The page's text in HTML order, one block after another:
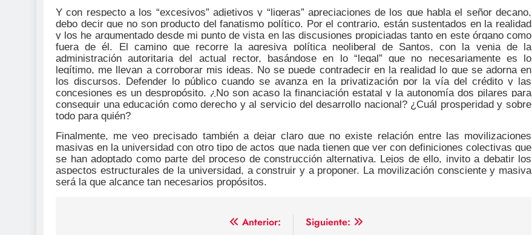
Y con respecto a los “excesivos” adjetivos y “ligeras” apreciaciones de los que habla el señor decano,
debo decir que no son producto del fanatismo político. Por el contrario, están sustentados en la realidad
y los he argumentado desde mi punto de vista en las discusiones propiciadas tanto en este órgano como
fuera de él. El camino que recorre la agresiva política neoliberal de Santos, con la venia de la
administración autoritaria del actual rector, basándose en lo “legal” que no necesariamente es lo
legítimo, me llevan a corroborar mis ideas. No se puede contradecir en la realidad lo que se adorna en
los discursos. Defender lo público cuando se avanza en la privatización por la vía del crédito y las
concesiones es un despropósito. ¿No son acaso la financiación estatal y la autonomía dos pilares para
conseguir una educación como derecho y al servicio del desarrollo nacional? ¿Cuál prosperidad y sobre
todo para quién?
Finalmente, me veo precisado también a dejar claro que no existe relación entre las movilizaciones
masivas en la universidad con otro tipo de actos que nada tienen que ver con definiciones colectivas que
se han adoptado como parte del proceso de construcción alternativa. Lejos de ello, invito a debatir los
aspectos estructurales de la universidad, a construir y a proponer. La movilización consciente y masiva
será la que alcance tan necesarios propósitos.
Anterior:
Siguiente: